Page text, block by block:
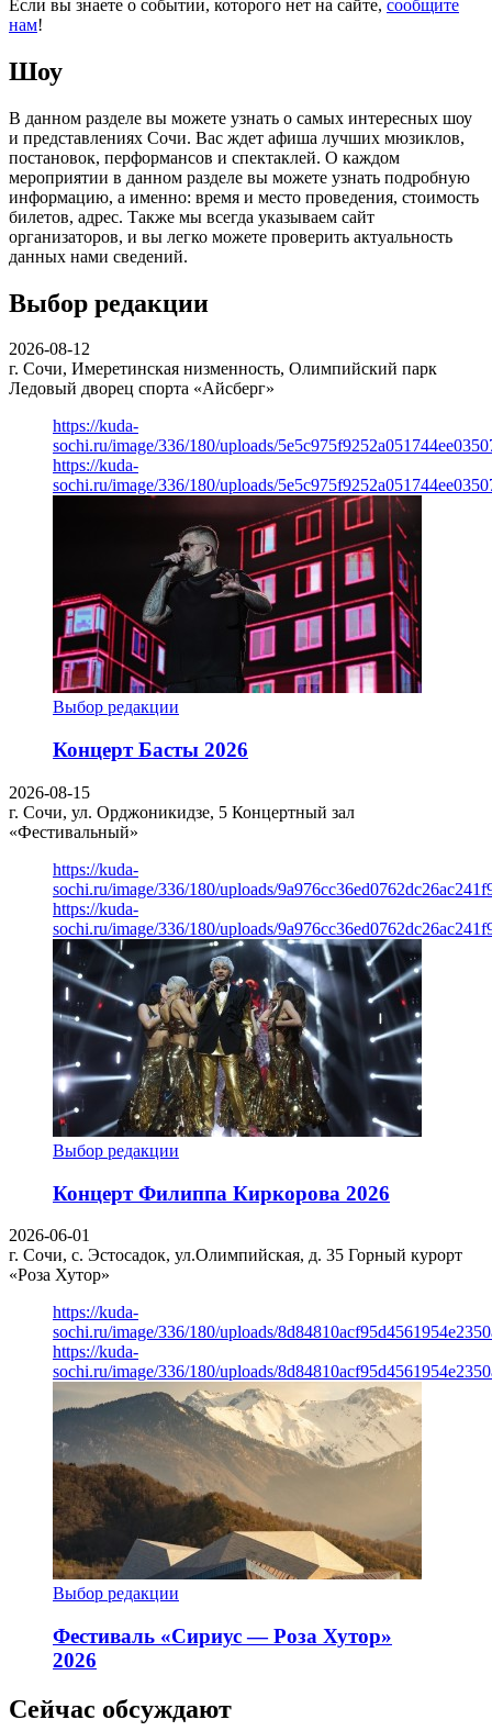
Если вы знаете о событии, которого нет на сайте, сообщите
нам!
Шоу
В данном разделе вы можете узнать о самых интересных шоу
и представлениях Сочи. Вас ждет афиша лучших мюзиклов,
постановок, перформансов и спектаклей. О каждом
мероприятии в данном разделе вы можете узнать подробную
информацию, а именно: время и место проведения, стоимость
билетов, адрес. Также мы всегда указываем сайт
организаторов, и вы легко можете проверить актуальность
данных нами сведений.
Выбор редакции
2026-08-12
г. Сочи, Имеретинская низменность, Олимпийский парк
Ледовый дворец спорта «Айсберг»
https://kuda-
sochi.ru/image/336/180/uploads/
https://kuda-
sochi.ru/image/336/180/uploads/
Выбор редакции
Концерт Басты 2026
2026-08-15
г. Сочи, ул. Орджоникидзе, 5 Концертный зал
«Фестивальный»
https://kuda-
sochi.ru/image/336/180/uploads/
https://kuda-
sochi.ru/image/336/180/uploads/
Выбор редакции
Концерт Филиппа Киркорова 2026
2026-06-01
г. Сочи, с. Эстосадок, ул.Олимпийская, д. 35 Горный курорт
«Роза Хутор»
https://kuda-
sochi.ru/image/336/180/uploads/
https://kuda-
sochi.ru/image/336/180/uploads/
Выбор редакции
Фестиваль «Сириус — Роза Хутор»
2026
Сейчас обсуждают